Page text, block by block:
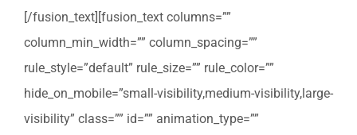
[/fusion_text][fusion_text columns=””
column_min_width=”” column_spacing=””
rule_style=”default” rule_size=”” rule_color=””
hide_on_mobile=”small-visibility,medium-visibility,large-
visibility” class=”” id=”” animation_type=””